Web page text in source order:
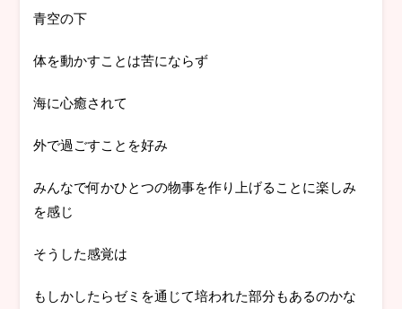
青空の下
体を動かすことは苦にならず
海に心癒されて
外で過ごすことを好み
みんなで何かひとつの物事を作り上げることに楽しみ
を感じ
そうした感覚は
もしかしたらゼミを通じて培われた部分もあるのかな